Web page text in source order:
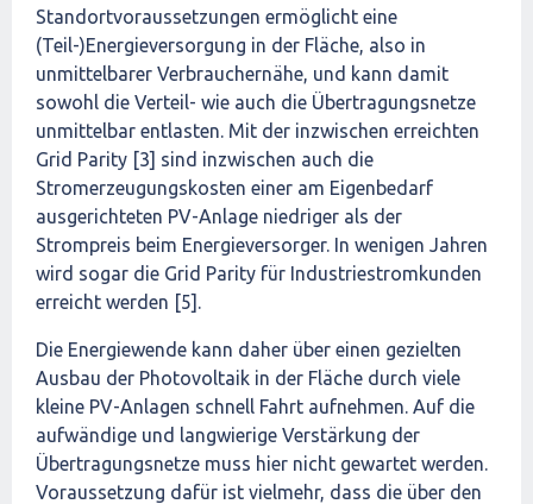
Standortvoraussetzungen ermöglicht eine
(Teil-)Energieversorgung in der Fläche, also in
unmittelbarer Verbrauchernähe, und kann damit
sowohl die Verteil- wie auch die Übertragungsnetze
unmittelbar entlasten. Mit der inzwischen erreichten
Grid Parity [3] sind inzwischen auch die
Stromerzeugungskosten einer am Eigenbedarf
ausgerichteten PV-Anlage niedriger als der
Strompreis beim Energieversorger. In wenigen Jahren
wird sogar die Grid Parity für Industriestromkunden
erreicht werden [5].
Die Energiewende kann daher über einen gezielten
Ausbau der Photovoltaik in der Fläche durch viele
kleine PV-Anlagen schnell Fahrt aufnehmen. Auf die
aufwändige und langwierige Verstärkung der
Übertragungsnetze muss hier nicht gewartet werden.
Voraussetzung dafür ist vielmehr, dass die über den